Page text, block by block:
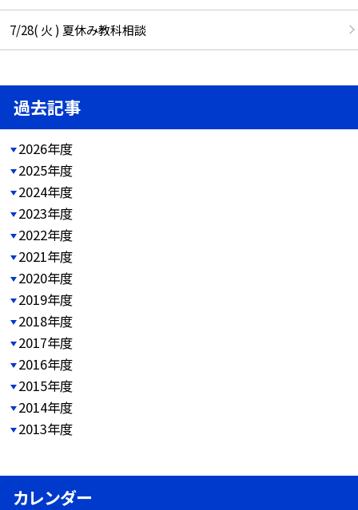
7/28( 火 ) 夏休み教科相談
過去記事
2026年度
2025年度
2024年度
2023年度
2022年度
2021年度
2020年度
2019年度
2018年度
2017年度
2016年度
2015年度
2014年度
2013年度
カレンダー